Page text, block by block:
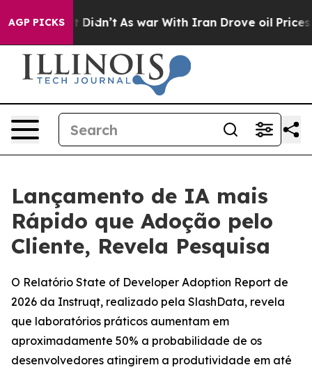
AGP PICKS
it Didn’t As war With Iran Drove oil Prices
Lançamento de IA mais
Rápido que Adoção pelo
Cliente, Revela Pesquisa
O Relatório State of Developer Adoption Report de
2026 da Instruqt, realizado pela SlashData, revela
que laboratórios práticos aumentam em
aproximadamente 50% a probabilidade de os
desenvolvedores atingirem a produtividade em até